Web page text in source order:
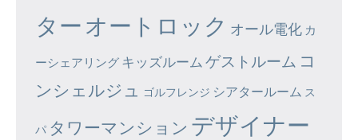
ター オートロック オール電化 カ
ーシェアリング キッズルーム ゲストルーム コ
ンシェルジュ
ゴルフレンジ シアタールーム ス
パ タワーマンション デザイナー